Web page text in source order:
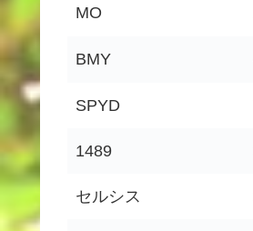
MO
BMY
SPYD
1489
セルシス